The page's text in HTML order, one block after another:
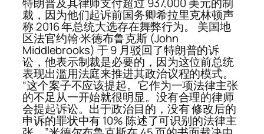
特朗普及其律师支付超过 937,000 美元的制
裁，因为他们起诉前国务卿希拉里克林顿声
称 2016 年总统大选存在舞弊行为。 美国地
区法官约翰·米德布鲁克斯 (John
Middlebrooks) 于 9 月驳回了特朗普的诉
讼，他表示制裁是必要的，因为这位前总统
表现出滥用法庭来推进其政治议程的模式。
“这个案子不应该提起。它作为一项法律主张
的不足从一开始就很明显。没有合理的律师
会提起诉讼。出于政治目的，没有 修改后的
申诉的罪状中有 10% 陈述了可识别的法律主